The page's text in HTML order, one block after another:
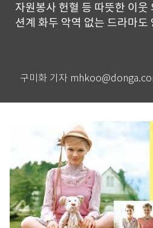
자원봉사 헌혈 등 따뜻한 이
션계 화두 악역 없는 드라마도
구미화 기자